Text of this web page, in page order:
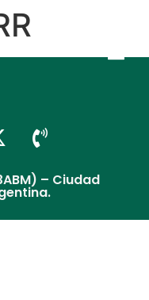
– Ciudad